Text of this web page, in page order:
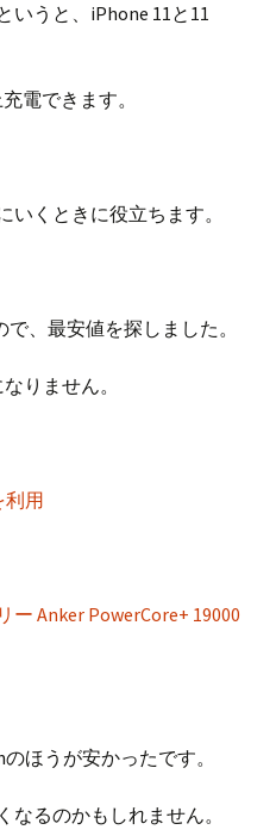
いうと、iPhone 11と11
電できます。
くときに役立ちます。
、最安値を探しました。
りません。
利用
ー Anker PowerCore+ 19000
ほうが安かったです。
るのかもしれません。